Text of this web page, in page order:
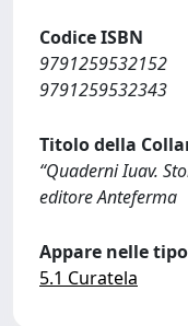
Codice ISBN
9791259532152
9791259532343
Titolo della
“Quaderni Iuav.
editore Anteferma
Appare nelle
5.1 Curatela